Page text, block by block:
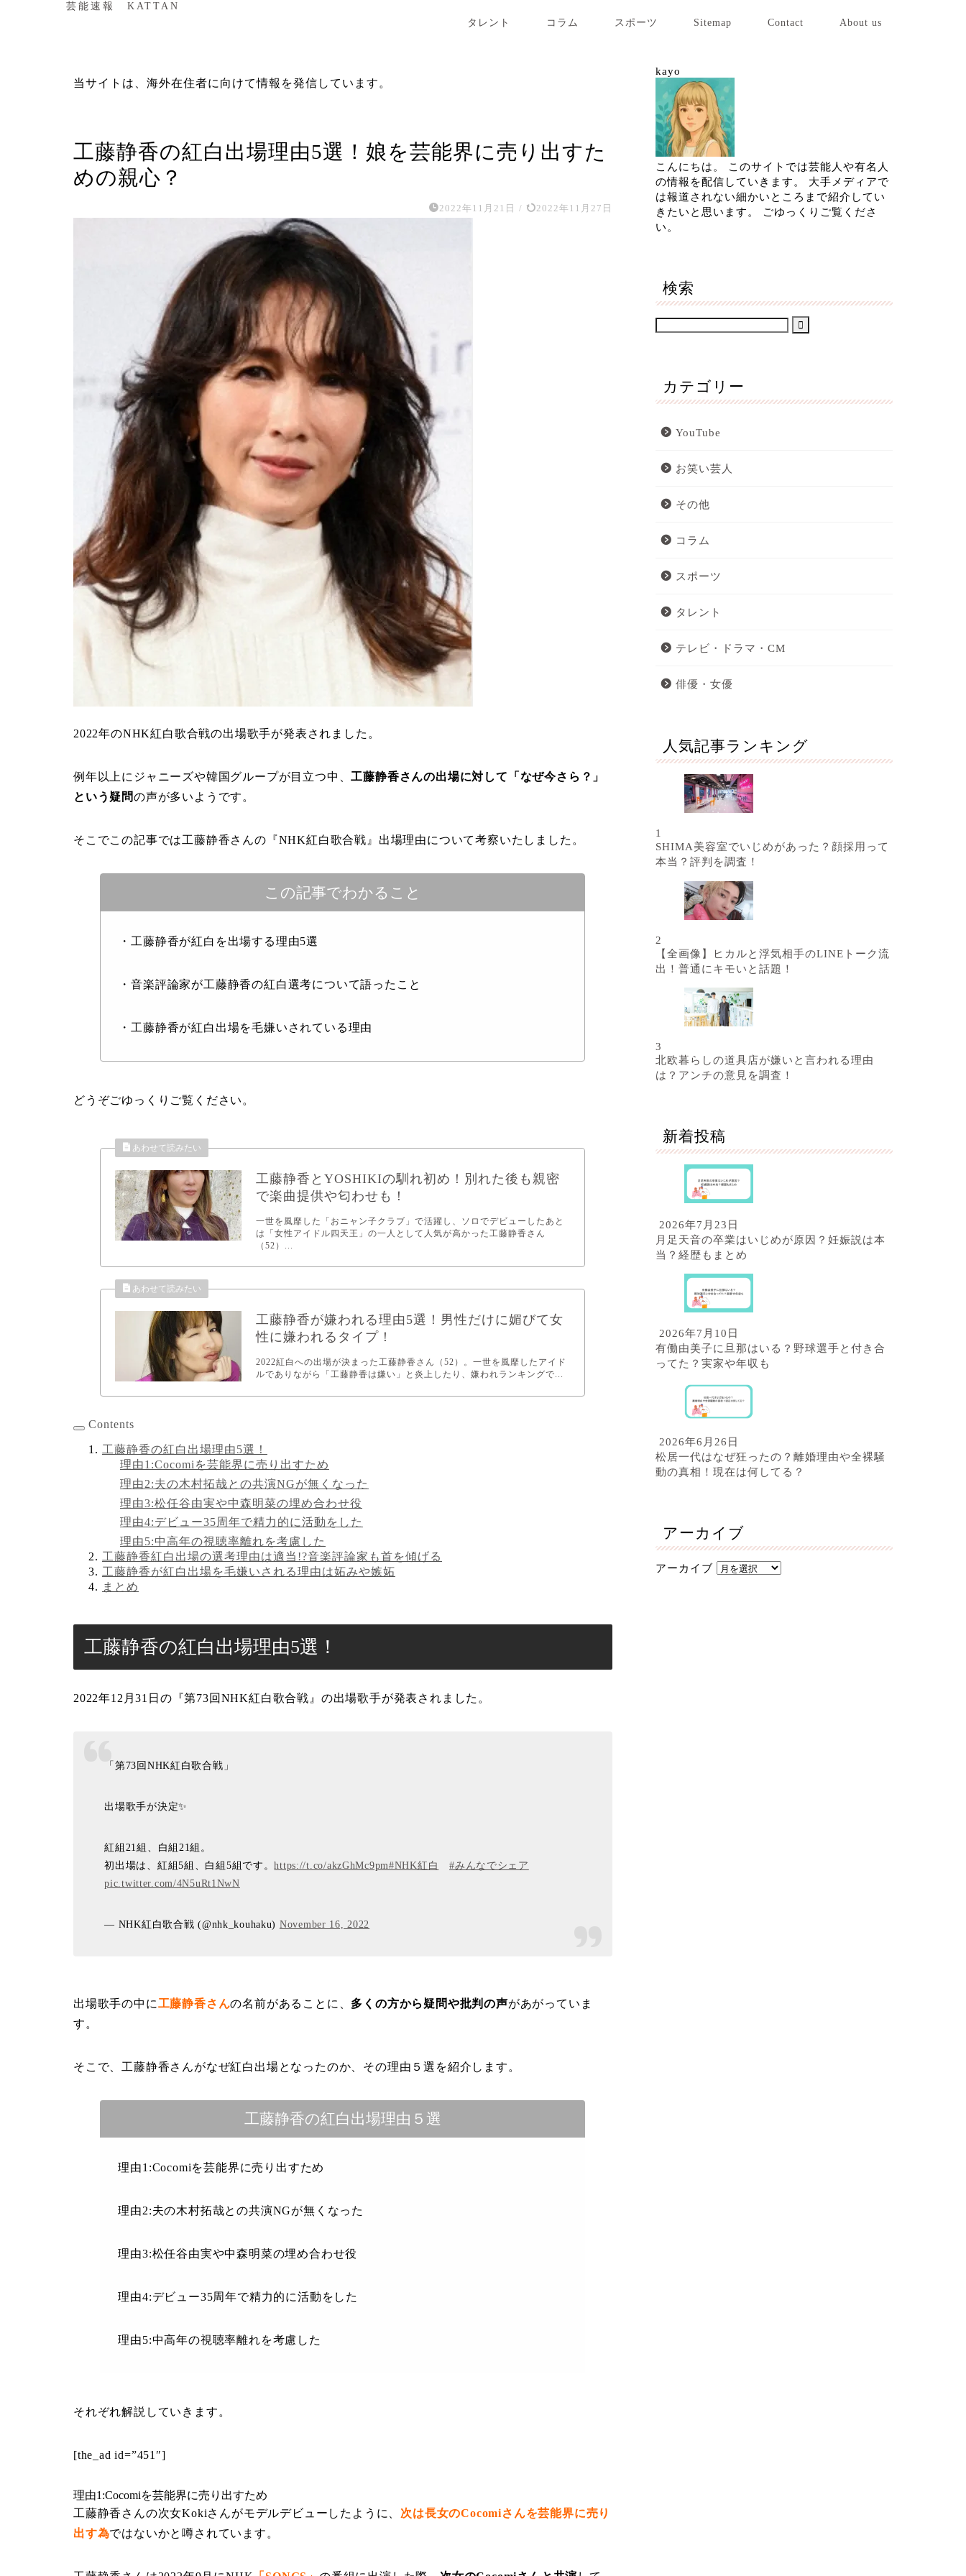
芸能速報 KATTAN
タレント コラム スポーツ Sitemap Contact About us
当サイトは、海外在住者に向けて情報を発信しています。
工藤静香の紅白出場理由5選！娘を芸能界に売り出すた
めの親心？
2022年11月21日 / 2022年11月27日
2022年のNHK紅白歌合戦の出場歌手が発表されました。
例年以上にジャニーズや韓国グループが目立つ中、工藤静香さんの出場に対して「なぜ今さら？」
という疑問の声が多いようです。
そこでこの記事では工藤静香さんの『NHK紅白歌合戦』出場理由について考察いたしました。
この記事でわかること
・工藤静香が紅白を出場する理由5選
・音楽評論家が工藤静香の紅白選考について語ったこと
・工藤静香が紅白出場を毛嫌いされている理由
どうぞごゆっくりご覧ください。
工藤静香とYOSHIKIの馴れ初め！別れた後も親密
で楽曲提供や匂わせも！
一世を風靡した「おニャン子クラブ」で活躍し、ソロでデビューしたあと
は「女性アイドル四天王」の一人として人気が高かった工藤静香さん
（52）...
工藤静香が嫌われる理由5選！男性だけに媚びて女
性に嫌われるタイプ！
2022紅白への出場が決まった工藤静香さん（52）。一世を風靡したアイド
ルでありながら「工藤静香は嫌い」と炎上したり、嫌われランキングで...
Contents
工藤静香の紅白出場理由5選！
理由1:Cocomiを芸能界に売り出すため
理由2:夫の木村拓哉との共演NGが無くなった
理由3:松任谷由実や中森明菜の埋め合わせ役
理由4:デビュー35周年で精力的に活動をした
理由5:中高年の視聴率離れを考慮した
工藤静香紅白出場の選考理由は適当!?音楽評論家も首を傾げる
工藤静香が紅白出場を毛嫌いされる理由は妬みや嫉妬
まとめ
工藤静香の紅白出場理由5選！
2022年12月31日の『第73回NHK紅白歌合戦』の出場歌手が発表されました。
「第73回NHK紅白歌合戦」
出場歌手が決定✨
紅組21組、白組21組。
初出場は、紅組5組、白組5組です。https://t.co/akzGhMc9pm#NHK紅白
#みんなでシェア
pic.twitter.com/4N5uRt1NwN
— NHK紅白歌合戦 (@nhk_kouhaku) November 16, 2022
出場歌手の中に工藤静香さんの名前があることに、 多くの方から疑問や批判の声があがっていま
す。
そこで、工藤静香さんがなぜ紅白出場となったのか、その理由５選を紹介します。
工藤静香の紅白出場理由５選
理由1:Cocomiを芸能界に売り出すため
理由2:夫の木村拓哉との共演NGが無くなった
理由3:松任谷由実や中森明菜の埋め合わせ役
理由4:デビュー35周年で精力的に活動をした
理由5:中高年の視聴率離れを考慮した
それぞれ解説していきます。
[the_ad id=”451″]
理由1:Cocomiを芸能界に売り出すため
工藤静香さんの次女Kokiさんがモデルデビューしたように、 次は長女のCocomiさんを芸能界に売り
出す為ではないかと噂されています。
kayo
こんにちは。 このサイトでは芸能人や有名人
の情報を配信していきます。 大手メディアで
は報道されない細かいところまで紹介してい
きたいと思います。 ごゆっくりご覧くださ
い。
検索
カテゴリー
YouTube
お笑い芸人
その他
コラム
スポーツ
タレント
テレビ・ドラマ・CM
俳優・女優
人気記事ランキング
1
SHIMA美容室でいじめがあった？顔採用って
本当？評判を調査！
2
【全画像】ヒカルと浮気相手のLINEトーク流
出！普通にキモいと話題！
3
北欧暮らしの道具店が嫌いと言われる理由
は？アンチの意見を調査！
新着投稿
2026年7月23日
月足天音の卒業はいじめが原因？妊娠説は本
当？経歴もまとめ
2026年7月10日
有働由美子に旦那はいる？野球選手と付き合
ってた？実家や年収も
2026年6月26日
松居一代はなぜ狂ったの？離婚理由や全裸騒
動の真相！現在は何してる？
アーカイブ
アーカイブ